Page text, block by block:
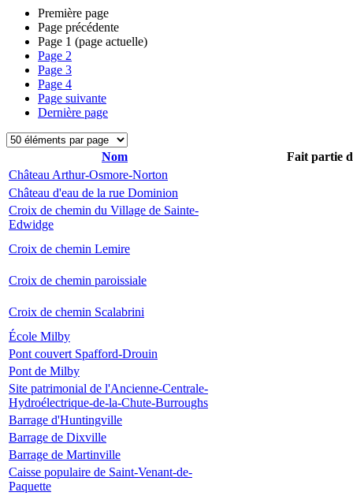
Première page
Page précédente
Page 1 (page actuelle)
Page 2
Page 3
Page 4
Page suivante
Dernière page
Nom
Fait partie
Château Arthur-Osmore-Norton
Château d'eau de la rue Dominion
Croix de chemin du Village de Sainte-
Edwidge
Croix de chemin Lemire
Croix de chemin paroissiale
Croix de chemin Scalabrini
École Milby
Pont couvert Spafford-Drouin
Pont de Milby
Site patrimonial de l'Ancienne-Centrale-
Hydroélectrique-de-la-Chute-Burroughs
Barrage d'Huntingville
Barrage de Dixville
Barrage de Martinville
Caisse populaire de Saint-Venant-de-
Paquette